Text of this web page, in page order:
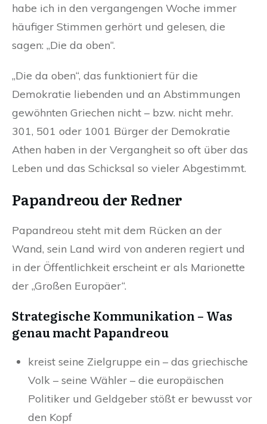
habe ich in den vergangengen Woche immer
häufiger Stimmen gerhört und gelesen, die
sagen: „Die da oben“.
„Die da oben“, das funktioniert für die
Demokratie liebenden und an Abstimmungen
gewöhnten Griechen nicht – bzw. nicht mehr.
301, 501 oder 1001 Bürger der Demokratie
Athen haben in der Vergangheit so oft über das
Leben und das Schicksal so vieler Abgestimmt.
Papandreou der Redner
Papandreou steht mit dem Rücken an der
Wand, sein Land wird von anderen regiert und
in der Öffentlichkeit erscheint er als Marionette
der „Großen Europäer“.
Strategische Kommunikation – Was
genau macht Papandreou
kreist seine Zielgruppe ein – das griechische
Volk – seine Wähler – die europäischen
Politiker und Geldgeber stößt er bewusst vor
den Kopf